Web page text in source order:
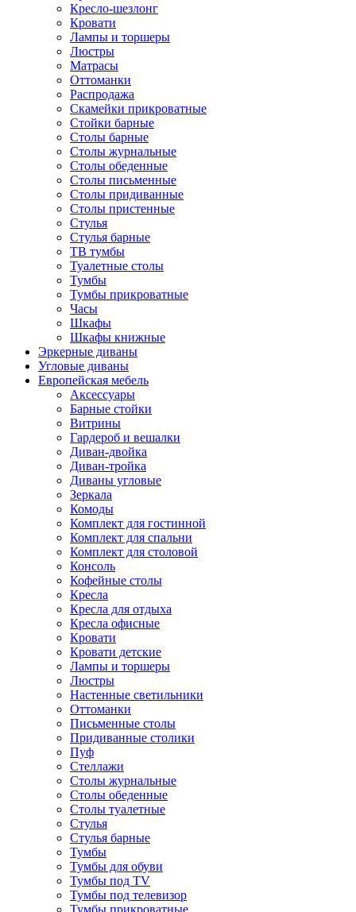
Кресло-шезлонг
Кровати
Лампы и торшеры
Люстры
Матрасы
Оттоманки
Распродажа
Скамейки прикроватные
Стойки барные
Столы барные
Столы журнальные
Столы обеденные
Столы письменные
Столы придиванные
Столы пристенные
Стулья
Стулья барные
ТВ тумбы
Туалетные столы
Тумбы
Тумбы прикроватные
Часы
Шкафы
Шкафы книжные
Эркерные диваны
Угловые диваны
Европейская мебель
Аксессуары
Барные стойки
Витрины
Гардероб и вешалки
Диван-двойка
Диван-тройка
Диваны угловые
Зеркала
Комоды
Комплект для гостинной
Комплект для спальни
Комплект для столовой
Консоль
Кофейные столы
Кресла
Кресла для отдыха
Кресла офисные
Кровати
Кровати детские
Лампы и торшеры
Люстры
Настенные светильники
Оттоманки
Письменные столы
Придиванные столики
Пуф
Стеллажи
Столы журнальные
Столы обеденные
Столы туалетные
Стулья
Стулья барные
Тумбы
Тумбы для обуви
Тумбы под TV
Тумбы под телевизор
Тумбы прикроватные